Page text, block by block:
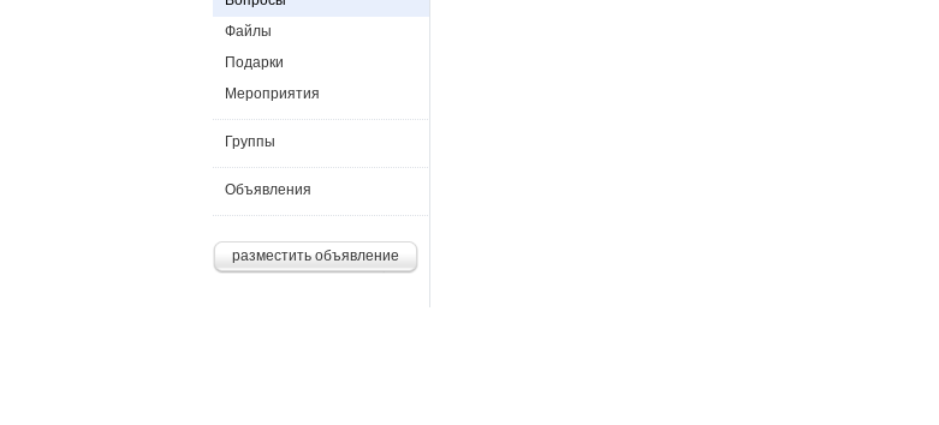
Файлы
Подарки
Мероприятия
Группы
Объявления
разместить объявление